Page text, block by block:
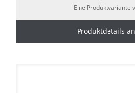
Eine Produktvariante
Produktdetails